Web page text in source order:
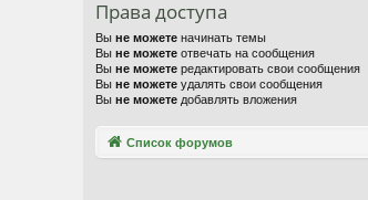
Права доступа
Вы не можетеначинать темы
Вы не можетеотвечать на сообщения
Вы не можетередактировать свои сообщения
Вы не можетеудалять свои сообщения
Вы не можетедобавлять вложения
Список форумов
Связаться с